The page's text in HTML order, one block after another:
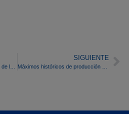
SIGUIENTE